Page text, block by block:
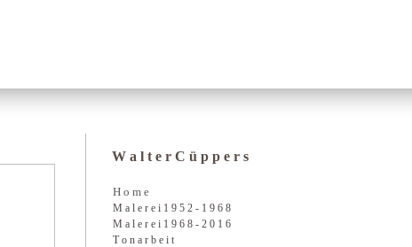
W a l t e r C ü p p e r s
H o m e
M a l e r e i 1 9 5 2 - 1 9 6 8
M a l e r e i 1 9 6 8 - 2 0 1 6
T o n a r b e i t